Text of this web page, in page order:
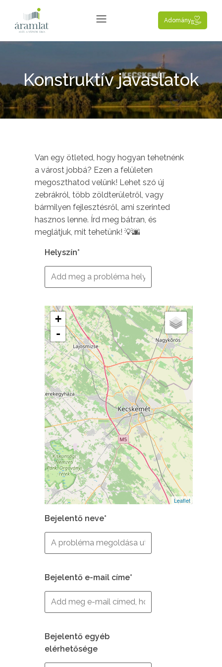
Adomány
Konstruktív javaslatok
Van egy ötleted, hogy hogyan tehetnénk
a várost jobbá? Ezen a felületen
megoszthatod velünk! Lehet szó új
zebrákról, több zöldterületről, vagy
bármilyen fejlesztésről, ami szerinted
hasznos lenne. Írd meg bátran, és
meglátjuk, mit tehetünk! 💡🌆
Helyszín*
+
-
Leaflet
Bejelentő neve*
Bejelentő e-mail címe*
Bejelentő egyéb
elérhetősége